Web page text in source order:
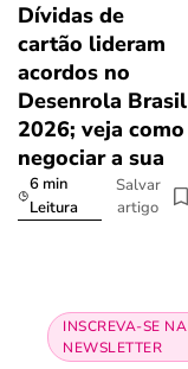
Dívidas de
cartão lideram
acordos no
Desenrola Brasil
2026; veja como
negociar a sua
6 min
Leitura
Salvar
artigo
INSCREVA-SE NA
NEWSLETTER